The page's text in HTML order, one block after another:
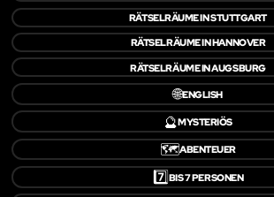
RÄTSELRÄUME IN STUTTGART
RÄTSELRÄUME IN HANNOVER
RÄTSELRÄUME IN AUGSBURG
🌐ENGLISH
🔮MYSTERIÖS
🗺️ABENTEUER
7️⃣BIS 7 PERSONEN